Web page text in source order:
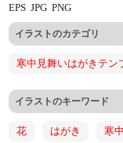
EPSJPGPNG
イラストのカテゴリ
寒中見舞いはがきテン
イラストのキーワード
花 はがき 寒